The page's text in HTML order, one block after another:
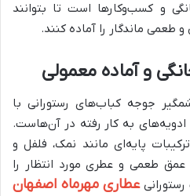
و کسب‌وکارها است تا بتوانند
طعمی ماندگار را آماده کنند.
و آماده معمولی
جوجه کباب‌های رستورانی با
ادویه‌های به کار رفته در آن‌هاست.
پایه‌ای مانند نمک، فلفل و
عمق طعمی و عطری مورد انتظار را
عطاری مهرماه اصفهان